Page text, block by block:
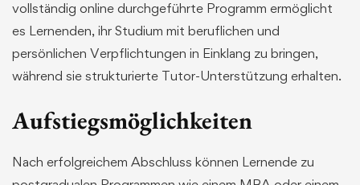
vollständig online durchgeführte Programm ermöglicht
es Lernenden, ihr Studium mit beruflichen und
persönlichen Verpflichtungen in Einklang zu bringen,
während sie strukturierte Tutor-Unterstützung erhalten.
Aufstiegsmöglichkeiten
Nach erfolgreichem Abschluss können Lernende zu